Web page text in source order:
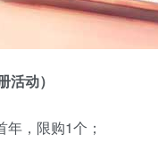
活动）
，限购1个；